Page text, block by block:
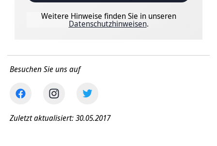
Weitere Hinweise finden Sie in unseren
Datenschutzhinweisen.
Besuchen Sie uns auf
Zuletzt aktualisiert: 30.05.2017